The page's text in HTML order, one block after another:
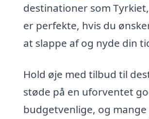
destinationer som
er perfekte, hvis du
at slappe af og nyde din
Hold øje med tilbud til
støde på en uforventet
budgetvenlige, og